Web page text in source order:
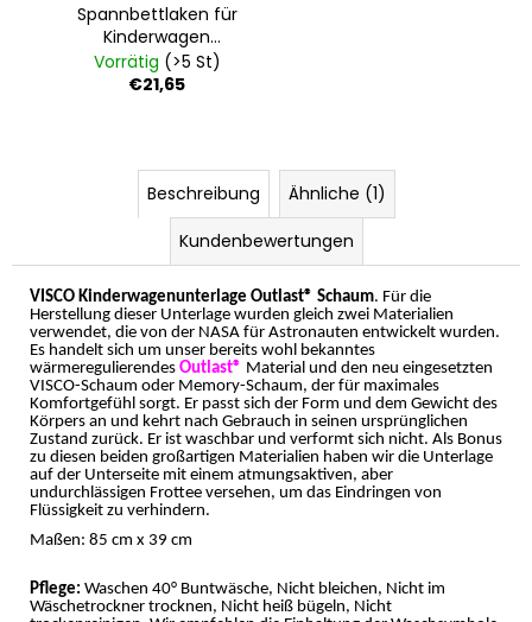
Spannbettlaken für
Kinderwagen
Outlast® - weiß
Vorrätig (>5 St)
€21,65
Beschreibung
Ähnliche (1)
Kundenbewertungen
VISCO Kinderwagenunterlage Outlast® Schaum. Für die
Herstellung dieser Unterlage wurden gleich zwei Materialien
verwendet, die von der NASA für Astronauten entwickelt wurden.
Es handelt sich um unser bereits wohl bekanntes
wärmeregulierendes Outlast® Material und den neu eingesetzten
VISCO-Schaum oder Memory-Schaum, der für maximales
Komfortgefühl sorgt. Er passt sich der Form und dem Gewicht des
Körpers an und kehrt nach Gebrauch in seinen ursprünglichen
Zustand zurück. Er ist waschbar und verformt sich nicht. Als Bonus
zu diesen beiden großartigen Materialien haben wir die Unterlage
auf der Unterseite mit einem atmungsaktiven, aber
undurchlässigen Frottee versehen, um das Eindringen von
Flüssigkeit zu verhindern.
Maßen: 85 cm x 39 cm
Pflege: Waschen 40° Buntwäsche, Nicht bleichen, Nicht im
Wäschetrockner trocknen, Nicht heiß bügeln, Nicht